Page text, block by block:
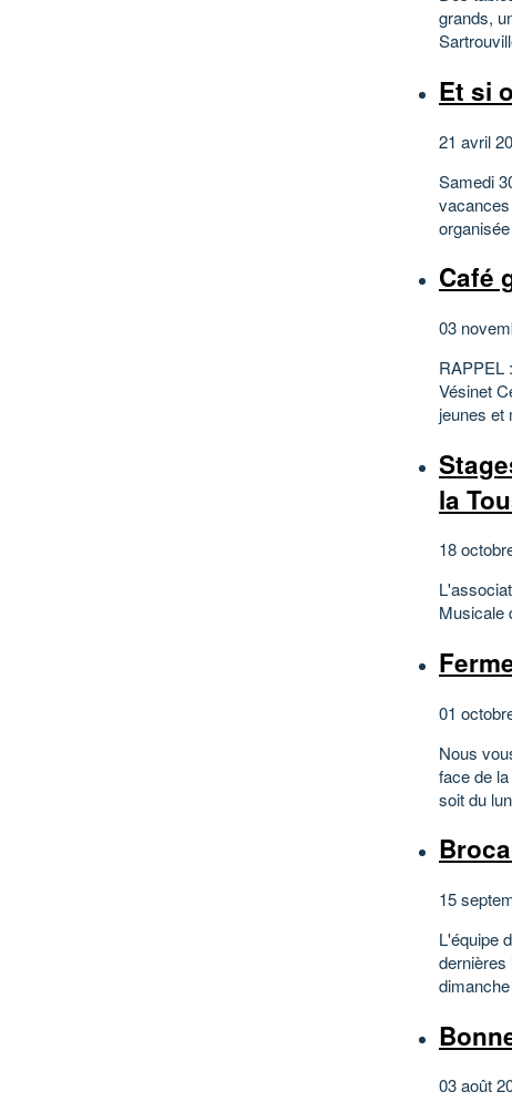
grands,
Et si
21 avril
Samedi
Café
03
RAPPEL
Vésinet
jeunes et
la
18
Musicale
01
Nous
face de
soit du
15
L'équipe
dernières
03 août